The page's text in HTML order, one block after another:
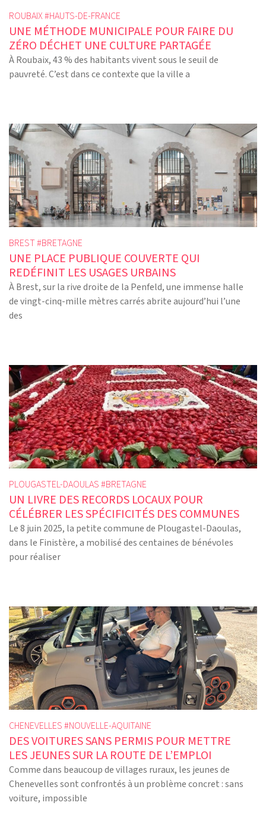
ROUBAIX #HAUTS-DE-FRANCE
UNE MÉTHODE MUNICIPALE POUR FAIRE DU
ZÉRO DÉCHET UNE CULTURE PARTAGÉE
À Roubaix, 43 % des habitants vivent sous le seuil de
pauvreté. C’est dans ce contexte que la ville a
BREST #BRETAGNE
UNE PLACE PUBLIQUE COUVERTE QUI
REDÉFINIT LES USAGES URBAINS
À Brest, sur la rive droite de la Penfeld, une immense halle
de vingt-cinq-mille mètres carrés abrite aujourd’hui l’une
des
PLOUGASTEL-DAOULAS #BRETAGNE
UN LIVRE DES RECORDS LOCAUX POUR
CÉLÉBRER LES SPÉCIFICITÉS DES COMMUNES
Le 8 juin 2025, la petite commune de Plougastel-Daoulas,
dans le Finistère, a mobilisé des centaines de bénévoles
pour réaliser
CHENEVELLES #NOUVELLE-AQUITAINE
DES VOITURES SANS PERMIS POUR METTRE
LES JEUNES SUR LA ROUTE DE L’EMPLOI
Comme dans beaucoup de villages ruraux, les jeunes de
Chenevelles sont confrontés à un problème concret : sans
voiture, impossible